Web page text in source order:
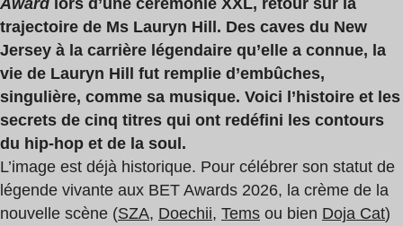
Awardlors d’une cérémonie XXL, retour sur la
trajectoire de Ms Lauryn Hill. Des caves du New
Jersey à la carrière légendaire qu’elle a connue, la
vie de Lauryn Hill fut remplie d’embûches,
singulière, comme sa musique. Voici l’histoire et les
secrets de cinq titres qui ont redéfini les contours
du hip-hop et de la soul.
L’image est déjà historique. Pour célébrer son statut de
légende vivante aux BET Awards 2026, la crème de la
nouvelle scène (SZA, Doechii, Tems ou bien Doja Cat)